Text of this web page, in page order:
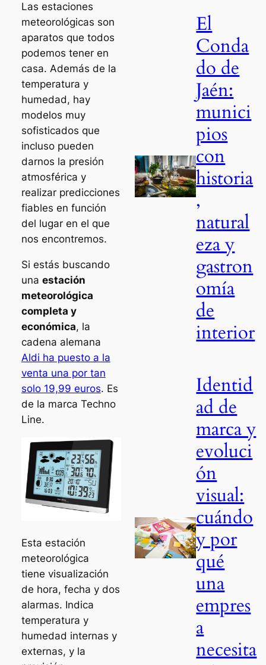
Las estaciones
meteorológicas son
aparatos que todos
podemos tener en
casa. Además de la
temperatura y
humedad, hay
modelos muy
sofisticados que
incluso pueden
darnos la presión
atmosférica y
realizar predicciones
fiables en función
del lugar en el que
nos encontremos.
Si estás buscando
una estación
meteorológica
completa y
económica, la
cadena alemana
Aldi ha puesto a la
venta una por tan
solo 19,99 euros. Es
de la marca Techno
Line.
Esta estación
meteorológica
tiene visualización
de hora, fecha y dos
alarmas. Indica
temperatura y
humedad internas y
externas, y la
El
Conda
do de
Jaén:
munici
pios
con
historia
,
natural
eza y
gastron
omía
de
interior
Identid
ad de
marca y
evoluci
ón
visual:
cuándo
y por
qué
una
empres
a
necesita